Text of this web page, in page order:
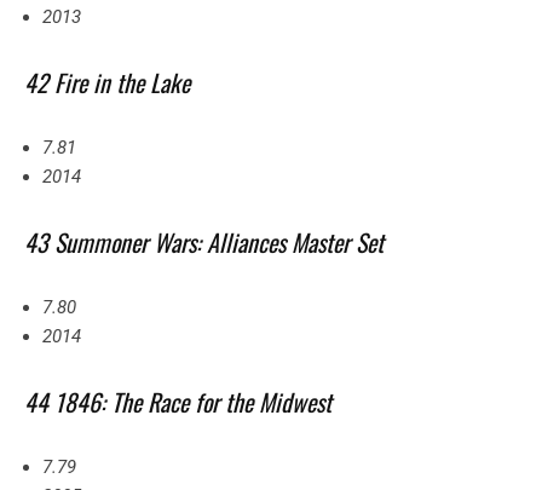
2013
42 Fire in the Lake
7.81
2014
43 Summoner Wars: Alliances Master Set
7.80
2014
44 1846: The Race for the Midwest
7.79